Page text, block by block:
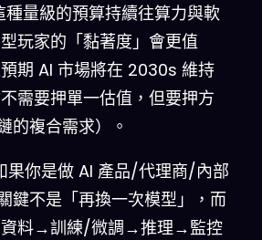
種量級的預算持續往算力與軟
玩家的「黏著度」會更值
期 AI 市場將在 2030s 維持
需要押單一估值，但要押方
的複合需求）。
果你是做 AI 產品/代理商/內部
鍵不是「再換一次模型」，而
資料→訓練/微調→推理→監控